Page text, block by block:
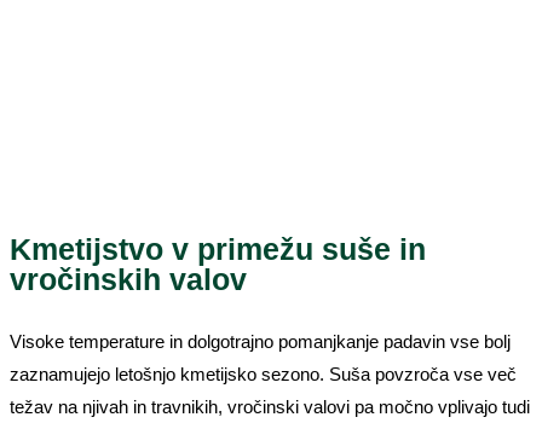
Kmetijstvo v primežu suše in
vročinskih valov
Visoke temperature in dolgotrajno pomanjkanje padavin vse bolj
zaznamujejo letošnjo kmetijsko sezono. Suša povzroča vse več
težav na njivah in travnikih, vročinski valovi pa močno vplivajo tudi